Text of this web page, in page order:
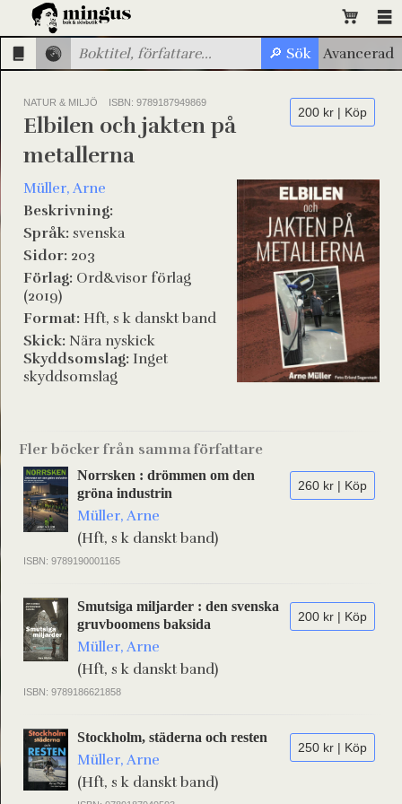
NATUR & MILJÖ ISBN: 9789187949869
200 kr | Köp
Elbilen och jakten på
metallerna
Müller, Arne
Beskrivning:
Språk: svenska
Sidor: 203
Förlag: Ord&visor förlag
(2019)
Format: Hft, s k danskt band
Skick: Nära nyskick
Skyddsomslag: Inget
skyddsomslag
Fler böcker från samma författare
260 kr | Köp
Norrsken : drömmen om den
gröna industrin
Müller, Arne
(Hft, s k danskt band)
ISBN: 9789190001165
200 kr | Köp
Smutsiga miljarder : den svenska
gruvboomens baksida
Müller, Arne
(Hft, s k danskt band)
ISBN: 9789186621858
250 kr | Köp
Stockholm, städerna och resten
Müller, Arne
(Hft, s k danskt band)